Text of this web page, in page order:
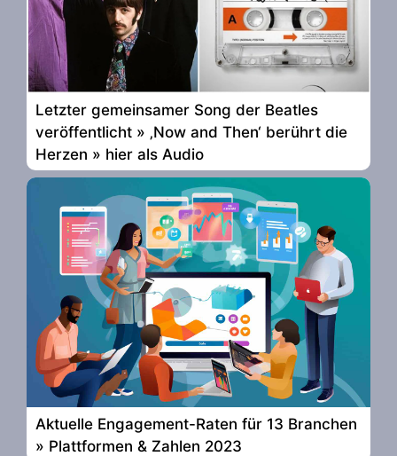
Letzter gemeinsamer Song der Beatles
veröffentlicht » ‚Now and Then‘ berührt die
Herzen » hier als Audio
Aktuelle Engagement-Raten für 13 Branchen
» Plattformen & Zahlen 2023